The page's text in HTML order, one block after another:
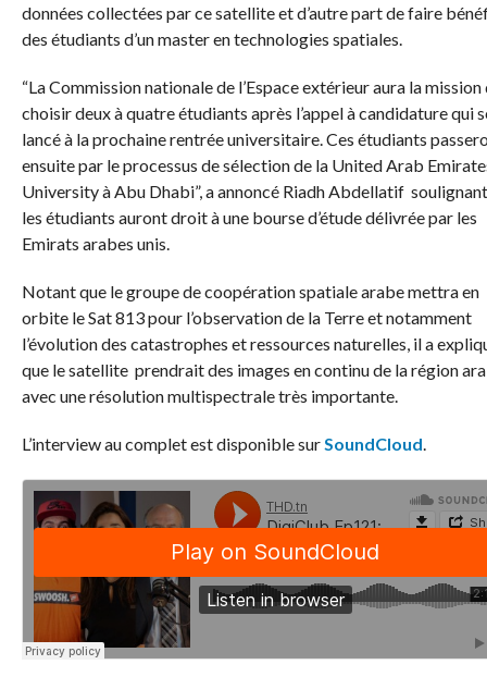
données collectées par ce satellite et d’autre part de faire
des étudiants d’un master en technologies spatiales.
“La Commission nationale de l’Espace extérieur aura la mission
choisir deux à quatre étudiants après l’appel à candidature qui
lancé à la prochaine rentrée universitaire. Ces étudiants
ensuite par le processus de sélection de la United Arab
University à Abu Dhabi”, a annoncé Riadh Abdellatif
les étudiants auront droit à une bourse d’étude délivrée par les
Emirats arabes unis.
Notant que le groupe de coopération spatiale arabe mettra en
orbite le Sat 813 pour l’observation de la Terre et notamment
l’évolution des catastrophes et ressources naturelles, il a
que le satellite prendrait des images en continu de la région
avec une résolution multispectrale très importante.
L’interview au complet est disponible sur SoundCloud